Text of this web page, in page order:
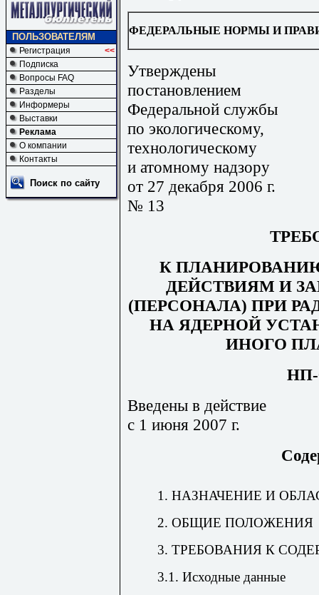
ПОЛЬЗОВАТЕЛЯМ
Регистрация
<<
Подписка
Вопросы FAQ
Разделы
Информеры
Выставки
Реклама
О компании
Контакты
Поиск по сайту
ФЕДЕРАЛЬНЫЕ НОРМЫ И
Утверждены
постановлением
Федеральной службы
по экологическому,
технологическому
и атомному надзору
от 27 декабря 2006 г.
№ 13
К
ДЕЙСТВИЯМ И
(ПЕРСОНАЛА) ПРИ
НА ЯДЕРНОЙ
ИНОГО
НП-
Введены в действие
с 1 июня 2007 г.
1. НАЗНАЧЕНИЕ И
2. ОБЩИЕ ПОЛОЖЕНИЯ
3. ТРЕБОВАНИЯ К
3.1. Исходные данные